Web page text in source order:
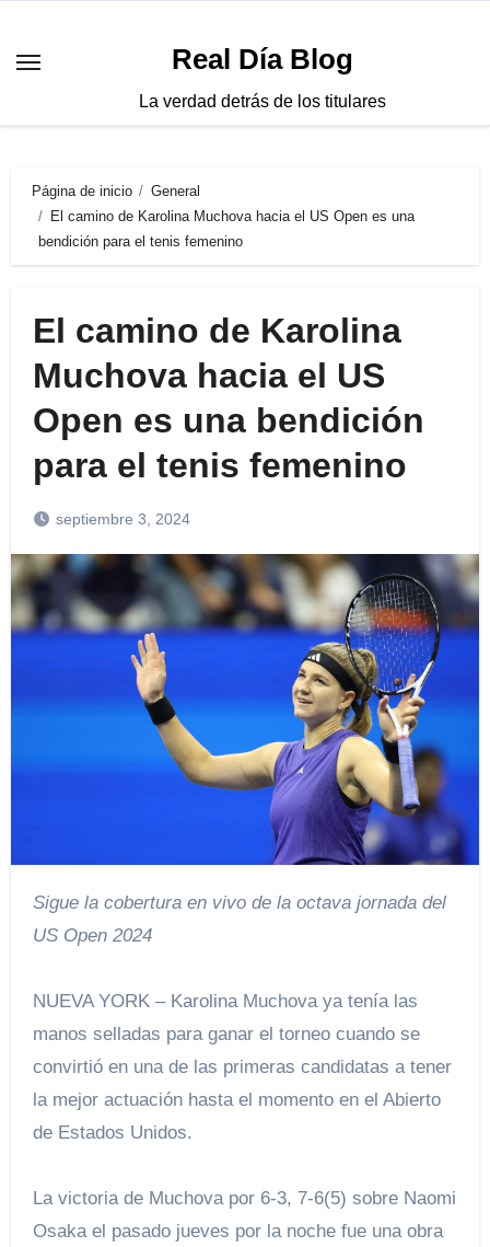
contenido
Real Día Blog
La verdad detrás de los titulares
Página de inicio
General
El camino de Karolina Muchova hacia el US Open es una
bendición para el tenis femenino
El camino de Karolina
Muchova hacia el US
Open es una bendición
para el tenis femenino
septiembre 3, 2024
Sigue la cobertura en vivo de la octava jornada del
US Open 2024
NUEVA YORK – Karolina Muchova ya tenía las
manos selladas para ganar el torneo cuando se
convirtió en una de las primeras candidatas a tener
la mejor actuación hasta el momento en el Abierto
de Estados Unidos.
La victoria de Muchova por 6-3, 7-6(5) sobre Naomi
Osaka el pasado jueves por la noche fue una obra